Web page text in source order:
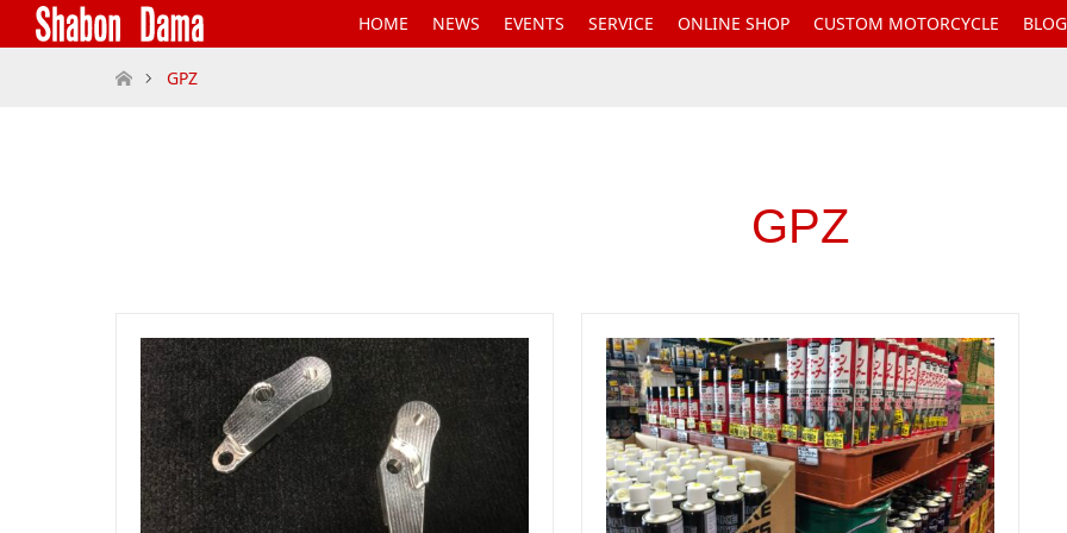
HOME NEWS EVENTS SERVICE ONLINE SHOP CUSTOM MOTORCYCLE BLOG
ホームGPZ
GPZ